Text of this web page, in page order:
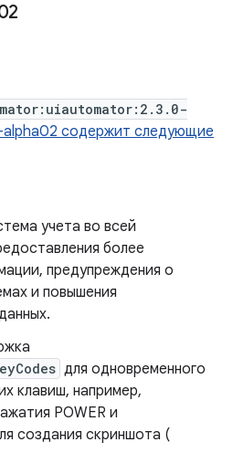
alpha02 содержит следующие
учета во всей
более
предупреждения о
и повышения
для одновременного
клавиш, например,
POWER и
создания скриншота (